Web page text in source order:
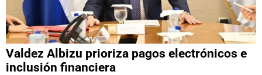
Valdez Albizu prioriza pagos electrónicos e
inclusión financiera